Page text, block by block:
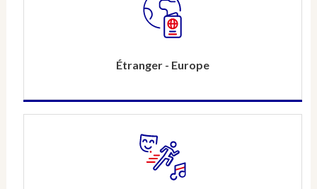
Étranger - Europe